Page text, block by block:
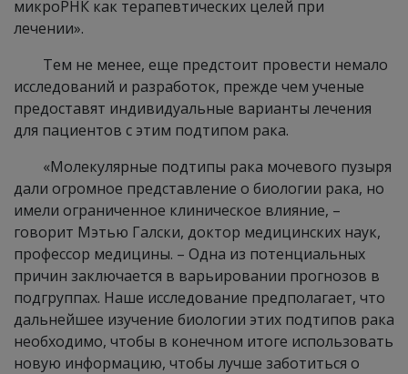
микроРНК как терапевтических целей при
лечении».
Тем не менее, еще предстоит провести немало
исследований и разработок, прежде чем ученые
предоставят индивидуальные варианты лечения
для пациентов с этим подтипом рака.
«Молекулярные подтипы рака мочевого пузыря
дали огромное представление о биологии рака, но
имели ограниченное клиническое влияние, –
говорит Мэтью Галски, доктор медицинских наук,
профессор медицины. – Одна из потенциальных
причин заключается в варьировании прогнозов в
подгруппах. Наше исследование предполагает, что
дальнейшее изучение биологии этих подтипов рака
необходимо, чтобы в конечном итоге использовать
новую информацию, чтобы лучше заботиться о